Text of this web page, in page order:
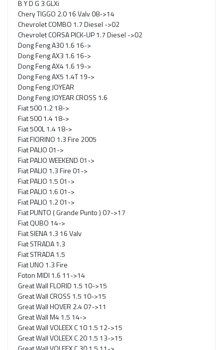
B Y D G 3 GLXi
Chery TIGGO 2.0 16 Valv 08->14
Chevrolet COMBO 1.7 Diesel ->02
Chevrolet CORSA PICK-UP 1.7 Diesel ->02
Dong Feng A30 1.6 16->
Dong Feng AX3 1.6 16->
Dong Feng AX4 1.6 19->
Dong Feng AX5 1.4T 19->
Dong Feng JOYEAR
Dong Feng JOYEAR CROSS 1.6
Fiat 500 1.2 18->
Fiat 500 1.4 18->
Fiat 500L 1.4 18->
Fiat FIORINO 1.3 Fire 2005
Fiat PALIO 01->
Fiat PALIO WEEKEND 01->
Fiat PALIO 1.3 Fire 01->
Fiat PALIO 1.5 01->
Fiat PALIO 1.6 01->
Fiat PALIO 1.2 01->
Fiat PUNTO ( Grande Punto ) 07->17
Fiat QUBO 14->
Fiat SIENA 1.3 16 Valv
Fiat STRADA 1.3
Fiat STRADA 1.5
Fiat UNO 1.3 Fire
Foton MIDI 1.6 11->14
Great Wall FLORID 1.5 10->15
Great Wall CROSS 1.5 10->15
Great Wall HOVER 2.4 07->11
Great Wall M4 1.5 14->
Great Wall VOLEEX C 10 1.5 12->15
Great Wall VOLEEX C 20 1.5 13->15